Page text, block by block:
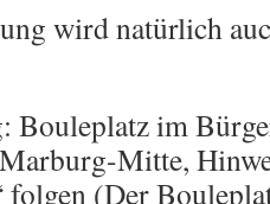
wird natürlich
Bouleplatz im
Mitte,
folgen (Der